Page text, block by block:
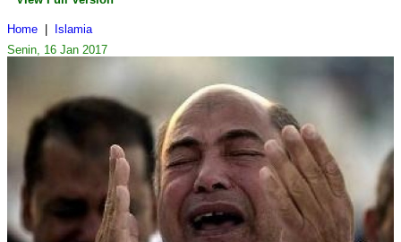
Home
Islamia
Senin, 16 Jan 2017